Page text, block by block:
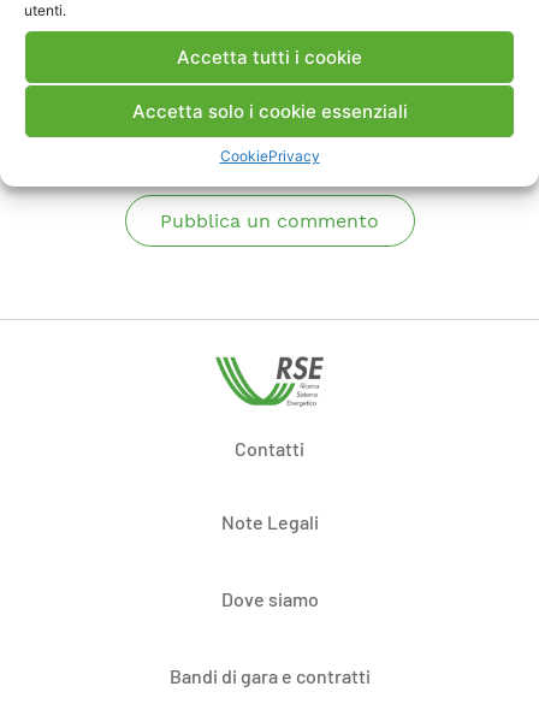
utenti.
Accetta tutti i cookie
Accetta solo i cookie essenziali
CookiePrivacy
Scarica Rapporto
Commenti
Pubblica un commento
Contatti
Note Legali
Dove siamo
Bandi di gara e contratti